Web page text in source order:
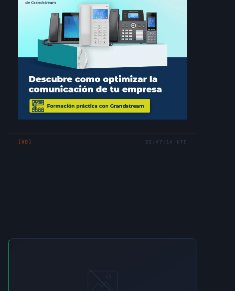
[AD] 22:47:14 UTC